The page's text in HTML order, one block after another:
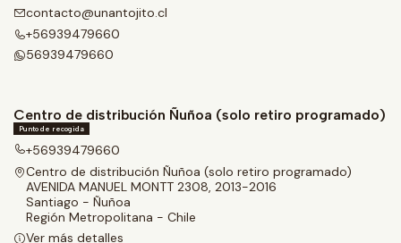
contacto@unantojito.cl
+56939479660
56939479660
Centro de distribución Ñuñoa (solo retiro programado)
Punto de recogida
+56939479660
Centro de distribución Ñuñoa (solo retiro programado)
AVENIDA MANUEL MONTT 2308, 2013-2016
Santiago - Ñuñoa
Región Metropolitana - Chile
Ver más detalles